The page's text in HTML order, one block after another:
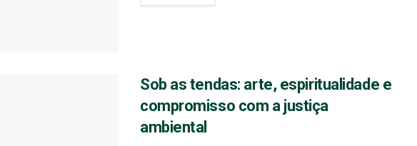
Sob as tendas: arte, espiritualidade e
compromisso com a justiça
ambiental